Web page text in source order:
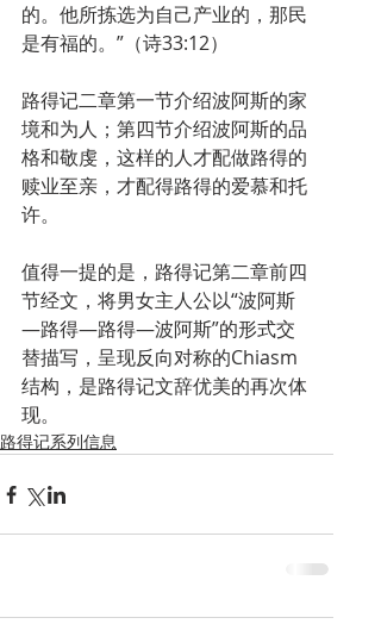
的。他所拣选为自己产业的，那民
是有福的。”（诗33:12）
路得记二章第一节介绍波阿斯的家
境和为人；第四节介绍波阿斯的品
格和敬虔，这样的人才配做路得的
赎业至亲，才配得路得的爱慕和托
许。
值得一提的是，路得记第二章前四
节经文，将男女主人公以“波阿斯
—路得—路得—波阿斯”的形式交
替描写，呈现反向对称的Chiasm
结构，是路得记文辞优美的再次体
现。
路得记系列信息